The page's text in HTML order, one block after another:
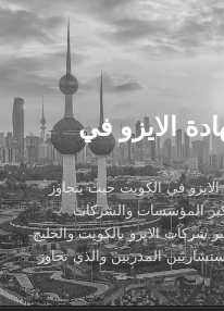
الايزو في
في الكويت حيث يتجاوز
اكبر المؤسسات والشركات
شركات الايزو بالكويت والخليج
المدربين والذي تجاوز